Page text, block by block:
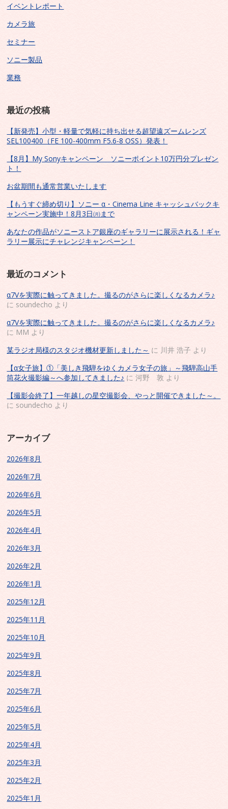
イベントレポート
カメラ旅
セミナー
ソニー製品
業務
最近の投稿
【新発売】小型・軽量で気軽に持ち出せる超望遠ズームレンズ
SEL100400（FE 100-400mm F5.6-8 OSS）発表！
【8月】My Sonyキャンペーン ソニーポイント10万円分プレゼン
ト！
お盆期間も通常営業いたします
【もうすぐ締め切り】ソニー α・Cinema Line キャッシュバックキ
ャンペーン実施中！8月3日㈪まで
あなたの作品がソニーストア銀座のギャラリーに展示される！ギャ
ラリー展示にチャレンジキャンペーン！
最近のコメント
α7Vを実際に触ってきました。撮るのがさらに楽しくなるカメラ♪
に soundecho より
α7Vを実際に触ってきました。撮るのがさらに楽しくなるカメラ♪
に MM より
某ラジオ局様のスタジオ機材更新しました～ に 川井 浩子 より
【α女子旅】①「美しき飛騨をゆくカメラ女子の旅」～飛騨高山手
筒花火撮影編～へ参加してきました♪ に河野 敦 より
【撮影会終了】一年越しの星空撮影会、やっと開催できました～。
に soundecho より
アーカイブ
2026年8月
2026年7月
2026年6月
2026年5月
2026年4月
2026年3月
2026年2月
2026年1月
2025年12月
2025年11月
2025年10月
2025年9月
2025年8月
2025年7月
2025年6月
2025年5月
2025年4月
2025年3月
2025年2月
2025年1月